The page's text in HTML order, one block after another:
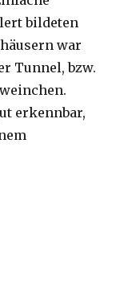
bildeten
war
Tunnel, bzw.
erkennbar,